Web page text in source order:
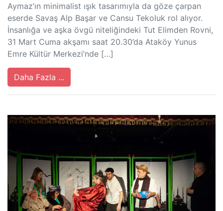
Aymaz’ın minimalist ışık tasarımıyla da göze çarpan
eserde Savaş Alp Başar ve Cansu Tekoluk rol alıyor.
İnsanlığa ve aşka övgü niteliğindeki Tut Elimden Rovni,
31 Mart Cuma akşamı saat 20.30’da Ataköy Yunus
Emre Kültür Merkezi’nde […]
Daha Fazla ...